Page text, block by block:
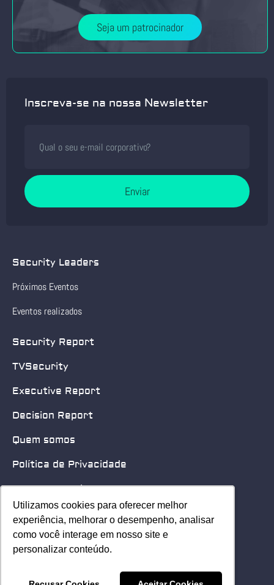
Utilizamos cookies para oferecer melhor
experiência, melhorar o desempenho, analisar
como você interage em nosso site e
personalizar conteúdo.
Utilizamos cookies para oferecer melhor
experiência, melhorar o desempenho, analisar
como você interage em nosso site e
personalizar conteúdo.
Seja um patrocinador
Inscreva-se na nossa Newsletter
Enviar
Security Leaders
Próximos Eventos
Eventos realizados
Security Report
TVSecurity
Executive Report
Decision Report
Quem somos
Política de Privacidade
Quero patrocinar
Contato
Home
© 2025 Security Leader. Todos os Direitos Reservados.